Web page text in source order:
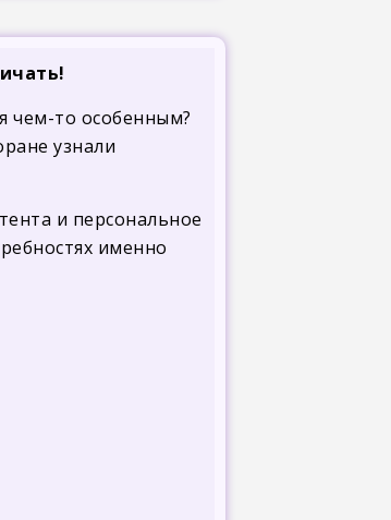
чем-то особенным?
узнали
и персональное
именно